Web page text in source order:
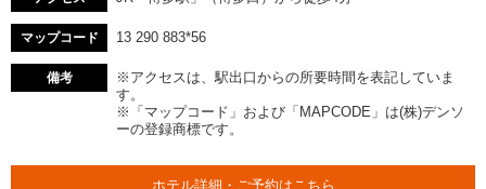
マップコード 13 290 883*56
備考
※アクセスは、駅出口からの所要時間を表記していま
す。
※「マップコード」および「MAPCODE」は(株)デンソ
ーの登録商標です。
ホテル詳細・ご予約はこちら